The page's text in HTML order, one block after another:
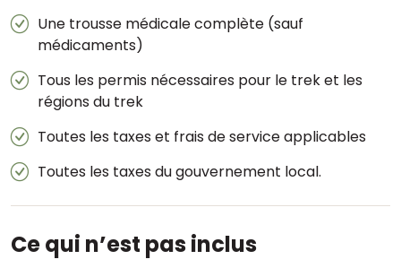
Une trousse médicale complète (sauf
médicaments)
Tous les permis nécessaires pour le trek et les
régions du trek
Toutes les taxes et frais de service applicables
Toutes les taxes du gouvernement local.
Ce qui n’est pas inclus